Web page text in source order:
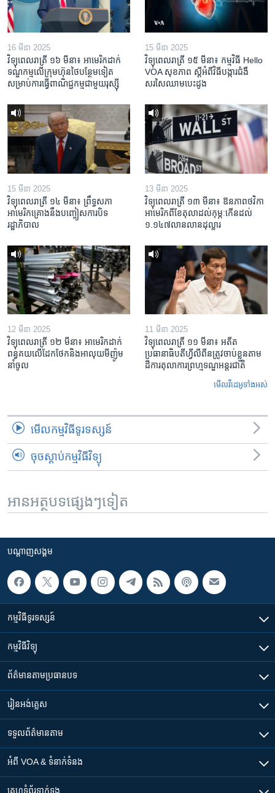
16 មីនា 2025
វិទ្យុពេលរាត្រី ១៦ មីនា៖ អាមេរិក​ដាក់​
ទណ្ឌកម្ម​លើ​ក្រុមហ៊ុន​ថៃ​បន្ថែម​ទៀត​
សម្រាប់​ការ​ធ្វើ​ពាណិជ្ជកម្ម​ជាមួយ​រុស្ស៊ី
15 មីនា 2025
វិទ្យុពេលរាត្រី ១៥ មីនា៖ កម្មវិធី ​Hello
VOA សុខភាព ស្ដី​អំពី​វិធី​បង្ការ​ជំងឺ​
សរសៃ​ឈាម​បេះដូង
15 មីនា 2025
វិទ្យុពេលរាត្រី ១៤ មីនា៖ ព្រឹទ្ធសភា
អាមេរិកគ្រោងនឹងបញ្ចៀសការបិទ
រដ្ឋាភិបាល
13 មីនា 2025
វិទ្យុពេលរាត្រី ១៣ មីនា៖ ឱនភាព​ថវិកា​
អាមេរិក​ពី​ខែ​តុលា​ដល់​កុម្ភៈ​កើន​ដល់​
១.១៤៧​លានលាន​ដុល្លារ
12 មីនា 2025
វិទ្យុពេលរាត្រី ១២ មីនា៖ អាមេរិក​ដាក់​
ពន្ធគយ​លើ​ដែកថែក​និង​អាលុយ​មីញ៉ូម​
នាំចូល
11 មីនា 2025
វិទ្យុពេលរាត្រី ១១ មីនា៖ អតីត​
ប្រធានាធិបតីហ្វីលីពីន​ត្រូវ​ចាប់ខ្លួនតាម
ដីការ​តុលាការ​ព្រហ្មទណ្ឌ​អន្តរជាតិ
មើល​វីដេអូ​ទាំង​អស់
មើល​កម្មវិធី​ទូរទស្សន៍
ចុចស្តាប់កម្មវិធីវិទ្យុ
អានអត្ថបទផ្សេងៗទៀត
បណ្តាញ​សង្គម
កម្មវិធី​ទូរទស្សន៍
កម្មវិធី​វិទ្យុ
ព័ត៌មាន​តាមប្រធានបទ​
រៀន​​អង់គ្លេស
ទទួល​ព័ត៌មាន​តាម
អំពី​ VOA & ទំនាក់ទំនង
គេហទំព័រ​​ទាក់ទង